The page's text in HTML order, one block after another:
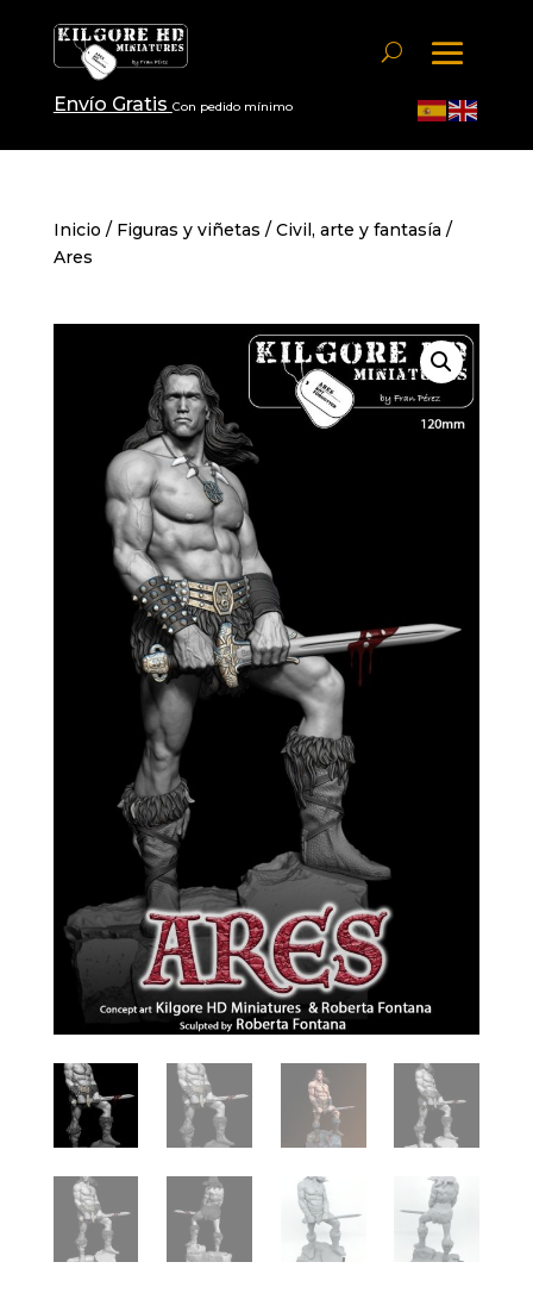
Envío Gratis Con pedido mínimo
Inicio / Figuras y viñetas / Civil, arte y fantasía /
Ares